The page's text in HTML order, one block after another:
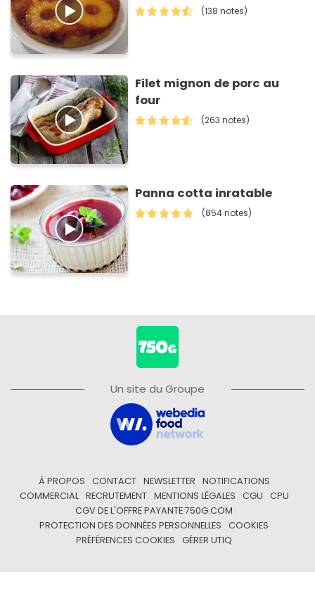
(138 notes)
Filet mignon de porc au
four
(263 notes)
Panna cotta inratable
(854 notes)
Un site du Groupe
À PROPOS CONTACT NEWSLETTER
NOTIFICATIONS
COMMERCIAL
RECRUTEMENT MENTIONS LÉGALES CGU
CPU
CGV DE L'OFFRE PAYANTE 750G.COM
PROTECTION DES DONNÉES PERSONNELLES
COOKIES
PRÉFÉRENCES COOKIES
GÉRER UTIQ